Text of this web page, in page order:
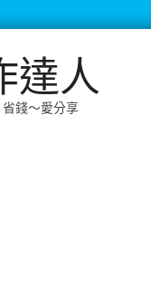
達人
錢～愛分享